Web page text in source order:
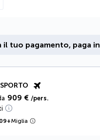
il tuo pagamento, paga in
909 € /pers.
+Miglia